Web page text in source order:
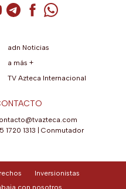
/ Twitter (se abre en una
Instagram (se abre en una
de TikTok (se abre en
Cuenta de YouTube (se abre
Cuenta de Telegram (se
Cuenta de
Cuenta de
adn Noticias
a más +
TV Azteca Internacional
1720 1313
Conmutador
Inversionistas
con nosotros